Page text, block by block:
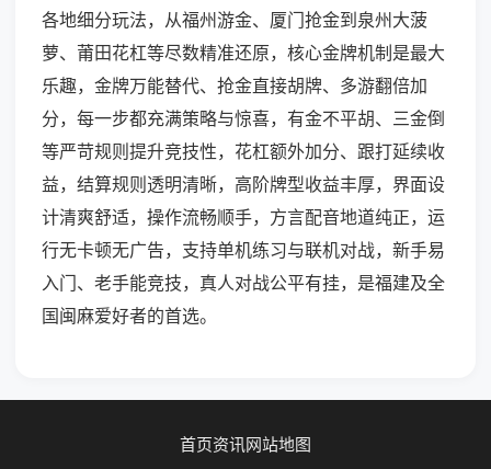
各地细分玩法，从福州游金、厦门抢金到泉州大菠
萝、莆田花杠等尽数精准还原，核心金牌机制是最大
乐趣，金牌万能替代、抢金直接胡牌、多游翻倍加
分，每一步都充满策略与惊喜，有金不平胡、三金倒
等严苛规则提升竞技性，花杠额外加分、跟打延续收
益，结算规则透明清晰，高阶牌型收益丰厚，界面设
计清爽舒适，操作流畅顺手，方言配音地道纯正，运
行无卡顿无广告，支持单机练习与联机对战，新手易
入门、老手能竞技，真人对战公平有挂，是福建及全
国闽麻爱好者的首选。
首页资讯网站地图